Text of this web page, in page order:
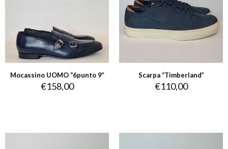
Mocassino UOMO “6punto 9”
€158,00
Scarpa “Timberland”
€110,00